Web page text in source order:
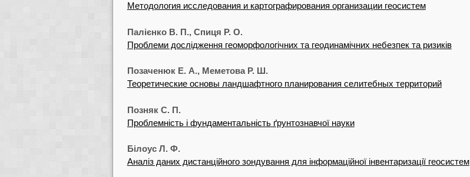
Методология исследования и картографирования организации геосистем
Палієнко В. П., Спиця Р. О.
Проблеми дослідження геоморфологічних та геодинамічних небезпек та ризиків
Позаченюк Е. А., Меметова Р. Ш.
Теоретические основы ландшафтного планирования селитебных территорий
Позняк С. П.
Проблемність і фундаментальність ґрунтознавчої науки
Білоус Л. Ф.
Аналіз даних дистанційного зондування для інформаційної інвентаризації геосистем